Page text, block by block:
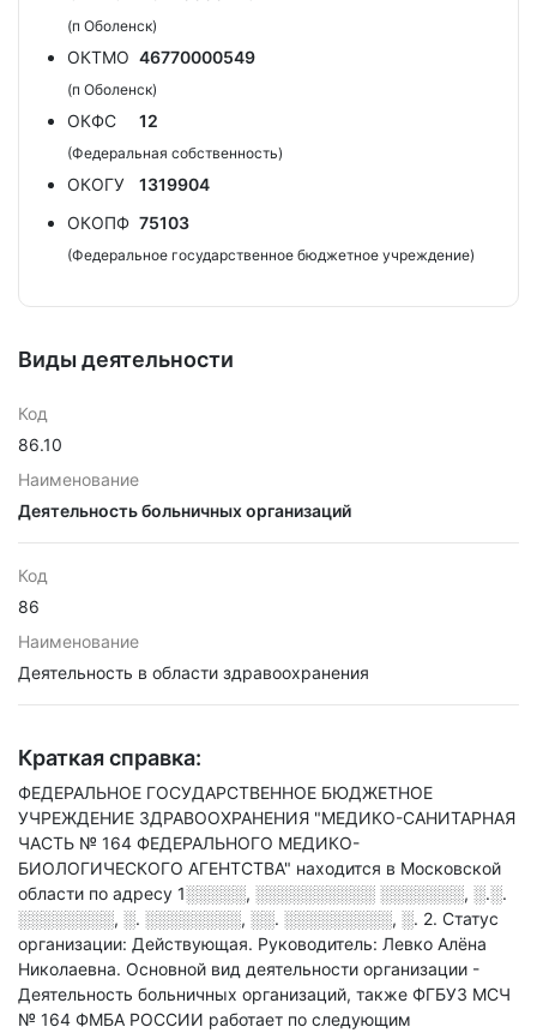
(п Оболенск)
ОКТМО 46770000549
(п Оболенск)
ОКФС 12
(Федеральная собственность)
ОКОГУ
1319904
ОКОПФ 75103
(Федеральное государственное бюджетное учреждение)
Виды деятельности
Код
86.10
Наименование
Деятельность больничных организаций
Код
86
Наименование
Деятельность в области здравоохранения
Краткая справка:
ФЕДЕРАЛЬНОЕ ГОСУДАРСТВЕННОЕ БЮДЖЕТНОЕ
УЧРЕЖДЕНИЕ ЗДРАВООХРАНЕНИЯ "МЕДИКО-САНИТАРНАЯ
ЧАСТЬ № 164 ФЕДЕРАЛЬНОГО МЕДИКО-
БИОЛОГИЧЕСКОГО АГЕНТСТВА" находится в Московской
области по адресу 1░░░░░, ░░░░░░░░░░ ░░░░░░░, ░.░.
░░░░░░░░, ░. ░░░░░░░░, ░░. ░░░░░░░░░, ░. 2. Статус
организации: Действующая. Руководитель: Левко Алёна
Николаевна. Основной вид деятельности организации -
Деятельность больничных организаций, также ФГБУЗ МСЧ
№ 164 ФМБА РОССИИ работает по следующим